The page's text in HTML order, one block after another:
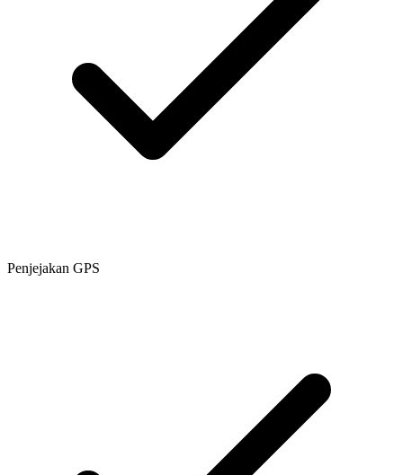
Penjejakan GPS